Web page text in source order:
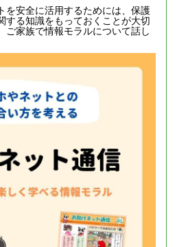
を安全に活用するためには、保護
する知識をもっておくことが大切
ご家族で情報モラルについて話し